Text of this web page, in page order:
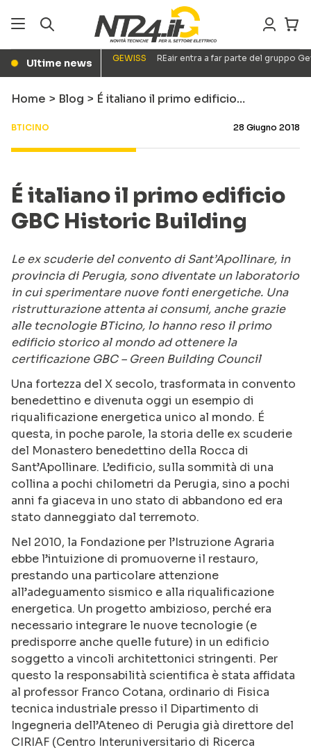
● Ultime news GEWISS REair entra a far parte del gruppo
Home > Blog > É italiano il primo edificio…
BTICINO 28 Giugno 2018
É italiano il primo edificio
GBC Historic Building
Le ex scuderie del convento di Sant’Apollinare, in
provincia di Perugia, sono diventate un laboratorio
in cui sperimentare nuove fonti energetiche. Una
ristrutturazione attenta ai consumi, anche grazie
alle tecnologie BTicino, lo hanno reso il primo
edificio storico al mondo ad ottenere la
certificazione GBC – Green Building Council
Una fortezza del X secolo, trasformata in convento
benedettino e divenuta oggi un esempio di
riqualificazione energetica unico al mondo. É
questa, in poche parole, la storia delle ex scuderie
del Monastero benedettino della Rocca di
Sant’Apollinare. L’edificio, sulla sommità di una
collina a pochi chilometri da Perugia, sino a pochi
anni fa giaceva in uno stato di abbandono ed era
stato danneggiato dal terremoto.
Nel 2010, la Fondazione per l’Istruzione Agraria
ebbe l’intuizione di promuoverne il restauro,
prestando una particolare attenzione
all’adeguamento sismico e alla riqualificazione
energetica. Un progetto ambizioso, perché era
necessario integrare le nuove tecnologie (e
predisporre anche quelle future) in un edificio
soggetto a vincoli architettonici stringenti. Per
questo la responsabilità scientifica è stata affidata
al professor Franco Cotana, ordinario di Fisica
tecnica industriale presso il Dipartimento di
Ingegneria dell’Ateneo di Perugia già direttore del
CIRIAF (Centro Interuniversitario di Ricerca